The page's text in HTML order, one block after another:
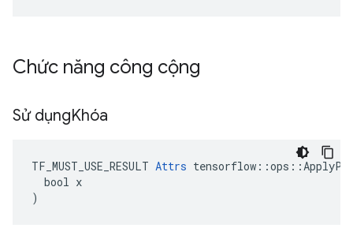
Chức năng công cộng
Sử dụngKhóa
TF_MUST_USE_RESULT Attrs
  bool x
)